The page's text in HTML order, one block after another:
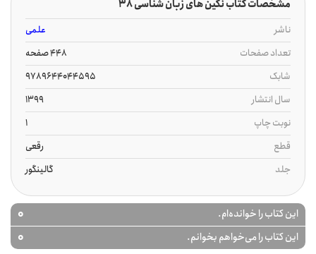
مشخصات کتاب نگین های زبان شناسی 38
ناشر
علمی
تعداد صفحات
448 صفحه
شابک
9789644044595
سال انتشار
1399
نوبت چاپ
1
قطع
رقعی
جلد
گالینگور
این کتاب را خوانده‌ام. 0
این کتاب را می‌خواهم بخوانم.
0